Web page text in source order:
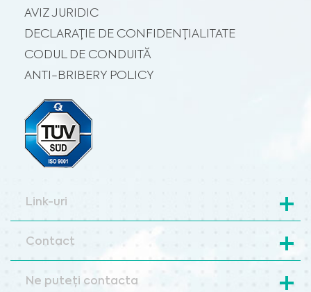
AVIZ JURIDIC
DECLARAȚIE DE CONFIDENȚIALITATE
CODUL DE CONDUITĂ
ANTI-BRIBERY POLICY
Link-uri
Contact
Ne puteți contacta